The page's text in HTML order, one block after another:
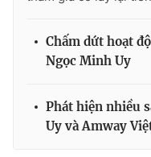
Chấm dứt hoạt
Ngọc Minh Uy
Phát hiện nhiều
Uy và Amway